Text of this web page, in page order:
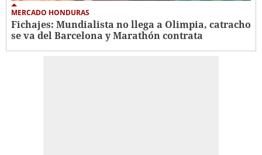
MERCADO HONDURAS
Fichajes: Mundialista no llega a Olimpia, catracho
se va del Barcelona y Marathón contrata